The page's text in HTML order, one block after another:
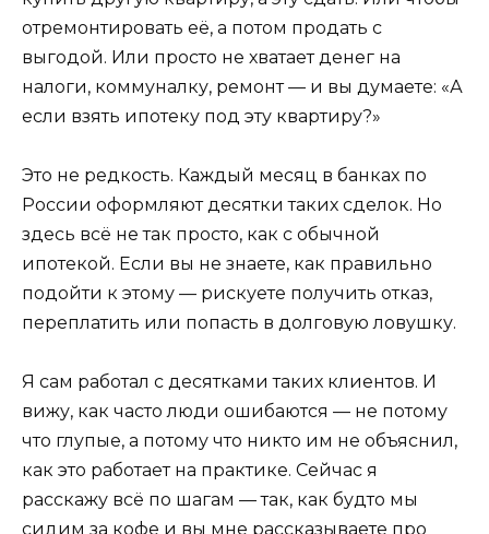
отремонтировать её, а потом продать с
выгодой. Или просто не хватает денег на
налоги, коммуналку, ремонт — и вы думаете: «А
если взять ипотеку под эту квартиру?»
Это не редкость. Каждый месяц в банках по
России оформляют десятки таких сделок. Но
здесь всё не так просто, как с обычной
ипотекой. Если вы не знаете, как правильно
подойти к этому — рискуете получить отказ,
переплатить или попасть в долговую ловушку.
Я сам работал с десятками таких клиентов. И
вижу, как часто люди ошибаются — не потому
что глупые, а потому что никто им не объяснил,
как это работает на практике. Сейчас я
расскажу всё по шагам — так, как будто мы
сидим за кофе и вы мне рассказываете про